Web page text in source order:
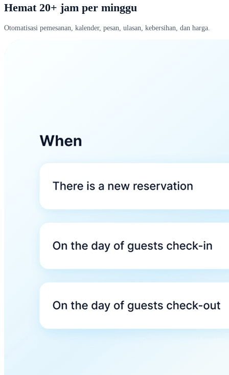
Hemat 20+ jam per minggu
Otomatisasi pemesanan, kalender, pesan, ulasan, kebersihan, dan harga.